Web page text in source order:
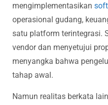
mengimplementasikan
operasional gudang,
satu platform terintegrasi.
vendor dan menyetujui
menyangka bahwa
tahap awal.
Namun realitas berkata